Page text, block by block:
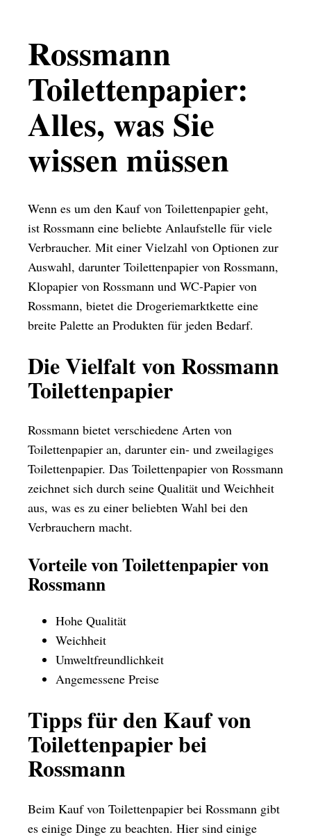
Rossmann
Toilettenpapier:
Alles, was Sie
wissen müssen
Wenn es um den Kauf von Toilettenpapier geht,
ist Rossmann eine beliebte Anlaufstelle für viele
Verbraucher. Mit einer Vielzahl von Optionen zur
Auswahl, darunter Toilettenpapier von Rossmann,
Klopapier von Rossmann und WC-Papier von
Rossmann, bietet die Drogeriemarktkette eine
breite Palette an Produkten für jeden Bedarf.
Die Vielfalt von Rossmann
Toilettenpapier
Rossmann bietet verschiedene Arten von
Toilettenpapier an, darunter ein- und zweilagiges
Toilettenpapier. Das Toilettenpapier von Rossmann
zeichnet sich durch seine Qualität und Weichheit
aus, was es zu einer beliebten Wahl bei den
Verbrauchern macht.
Vorteile von Toilettenpapier von
Rossmann
Hohe Qualität
Weichheit
Umweltfreundlichkeit
Angemessene Preise
Tipps für den Kauf von
Toilettenpapier bei
Rossmann
Beim Kauf von Toilettenpapier bei Rossmann gibt
es einige Dinge zu beachten. Hier sind einige